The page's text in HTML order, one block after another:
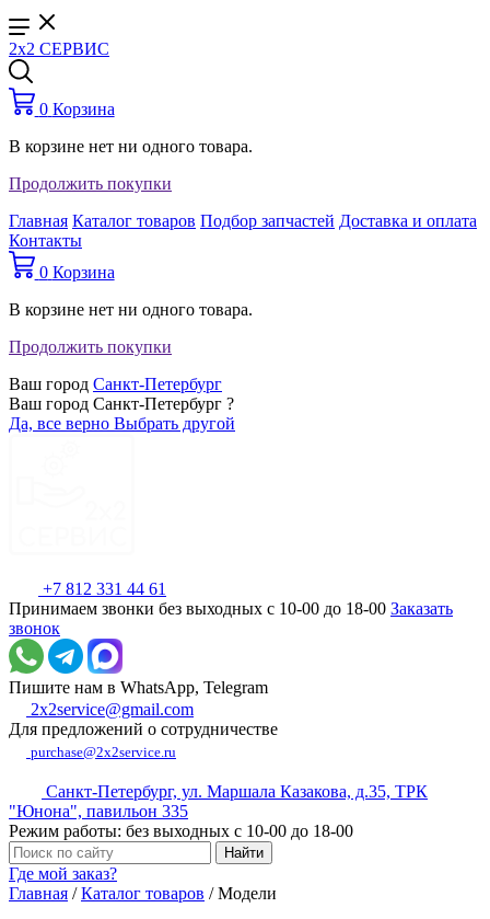
2x2 СЕРВИС
0 Корзина
В корзине нет ни одного товара.
Продолжить покупки
Главная Каталог товаров Подбор запчастей Доставка и оплата
Контакты
0 Корзина
В корзине нет ни одного товара.
Продолжить покупки
Ваш город Санкт-Петербург
Ваш город Санкт-Петербург ?
Да, все верно Выбрать другой
+7 812 331 44 61
Принимаем звонки без выходных с 10-00 до 18-00 Заказать
звонок
Пишите нам в WhatsApp, Telegram
2x2service@gmail.com
Для предложений о сотрудничестве
purchase@2x2service.ru
Санкт-Петербург, ул. Маршала Казакова, д.35, ТРК
"Юнона", павильон 335
Режим работы: без выходных с 10-00 до 18-00
Где мой заказ?
Главная /Каталог товаров /Модели